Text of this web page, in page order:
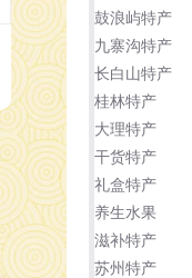
鼓浪屿特产
九寨沟特产
长白山特产
桂林特产
大理特产
干货特产
礼盒特产
养生水果
滋补特产
苏州特产